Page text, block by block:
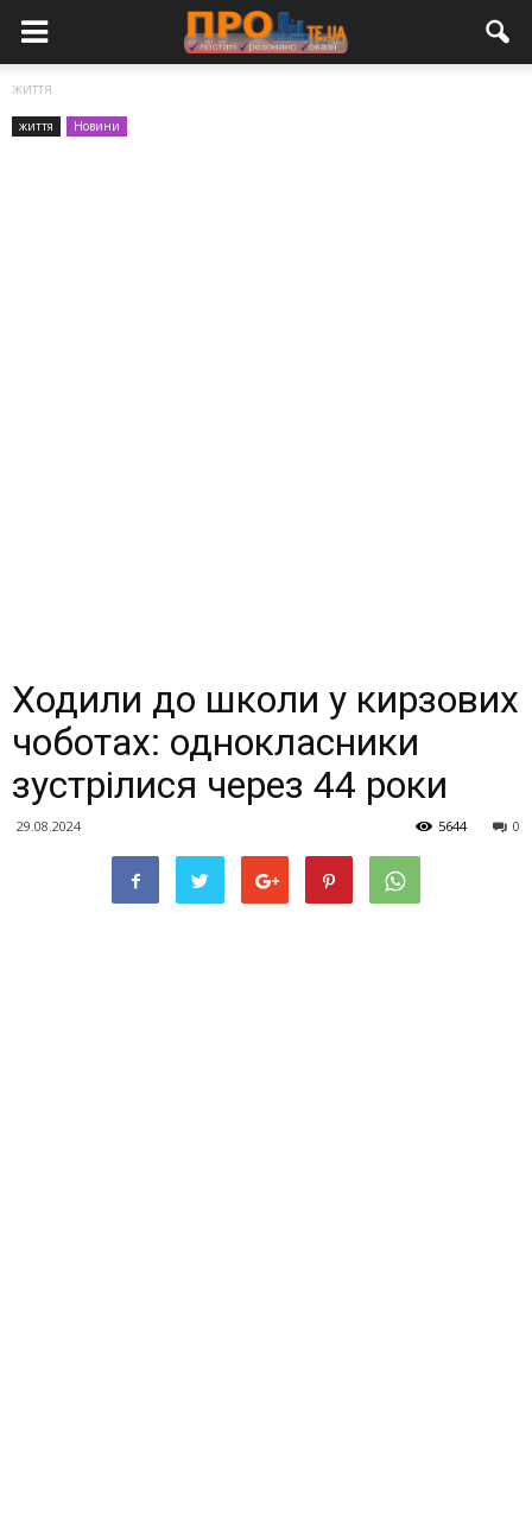
життя
життя Новини
Ходили до школи у кирзових
чоботах: однокласники
зустрілися через 44 роки
29.08.2024 0
5644